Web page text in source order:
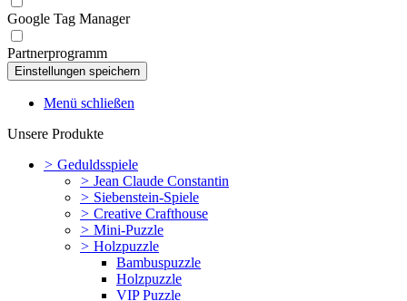
Google Tag Manager
Partnerprogramm
Menü schließen
Unsere Produkte
> Geduldsspiele
> Jean Claude Constantin
> Siebenstein-Spiele
> Creative Crafthouse
> Mini-Puzzle
> Holzpuzzle
Bambuspuzzle
Holzpuzzle
VIP Puzzle